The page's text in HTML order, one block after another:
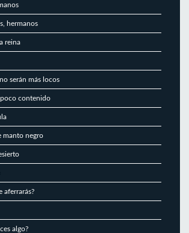
hermanos
reina
serán más locos
contenido
manto negro
aferrarás?
algo?